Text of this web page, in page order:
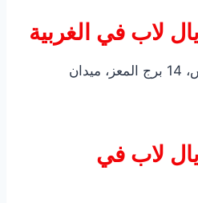
لاب في الغربية
فرع طنطا: الدور السادس، 14 برج المعز، ميدان
لاب في